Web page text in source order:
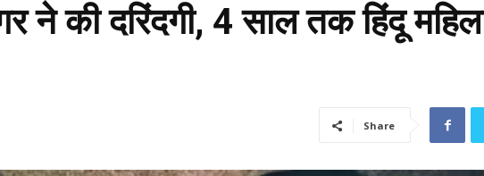
की दरिंदगी, 4 साल तक हिंदू
Share